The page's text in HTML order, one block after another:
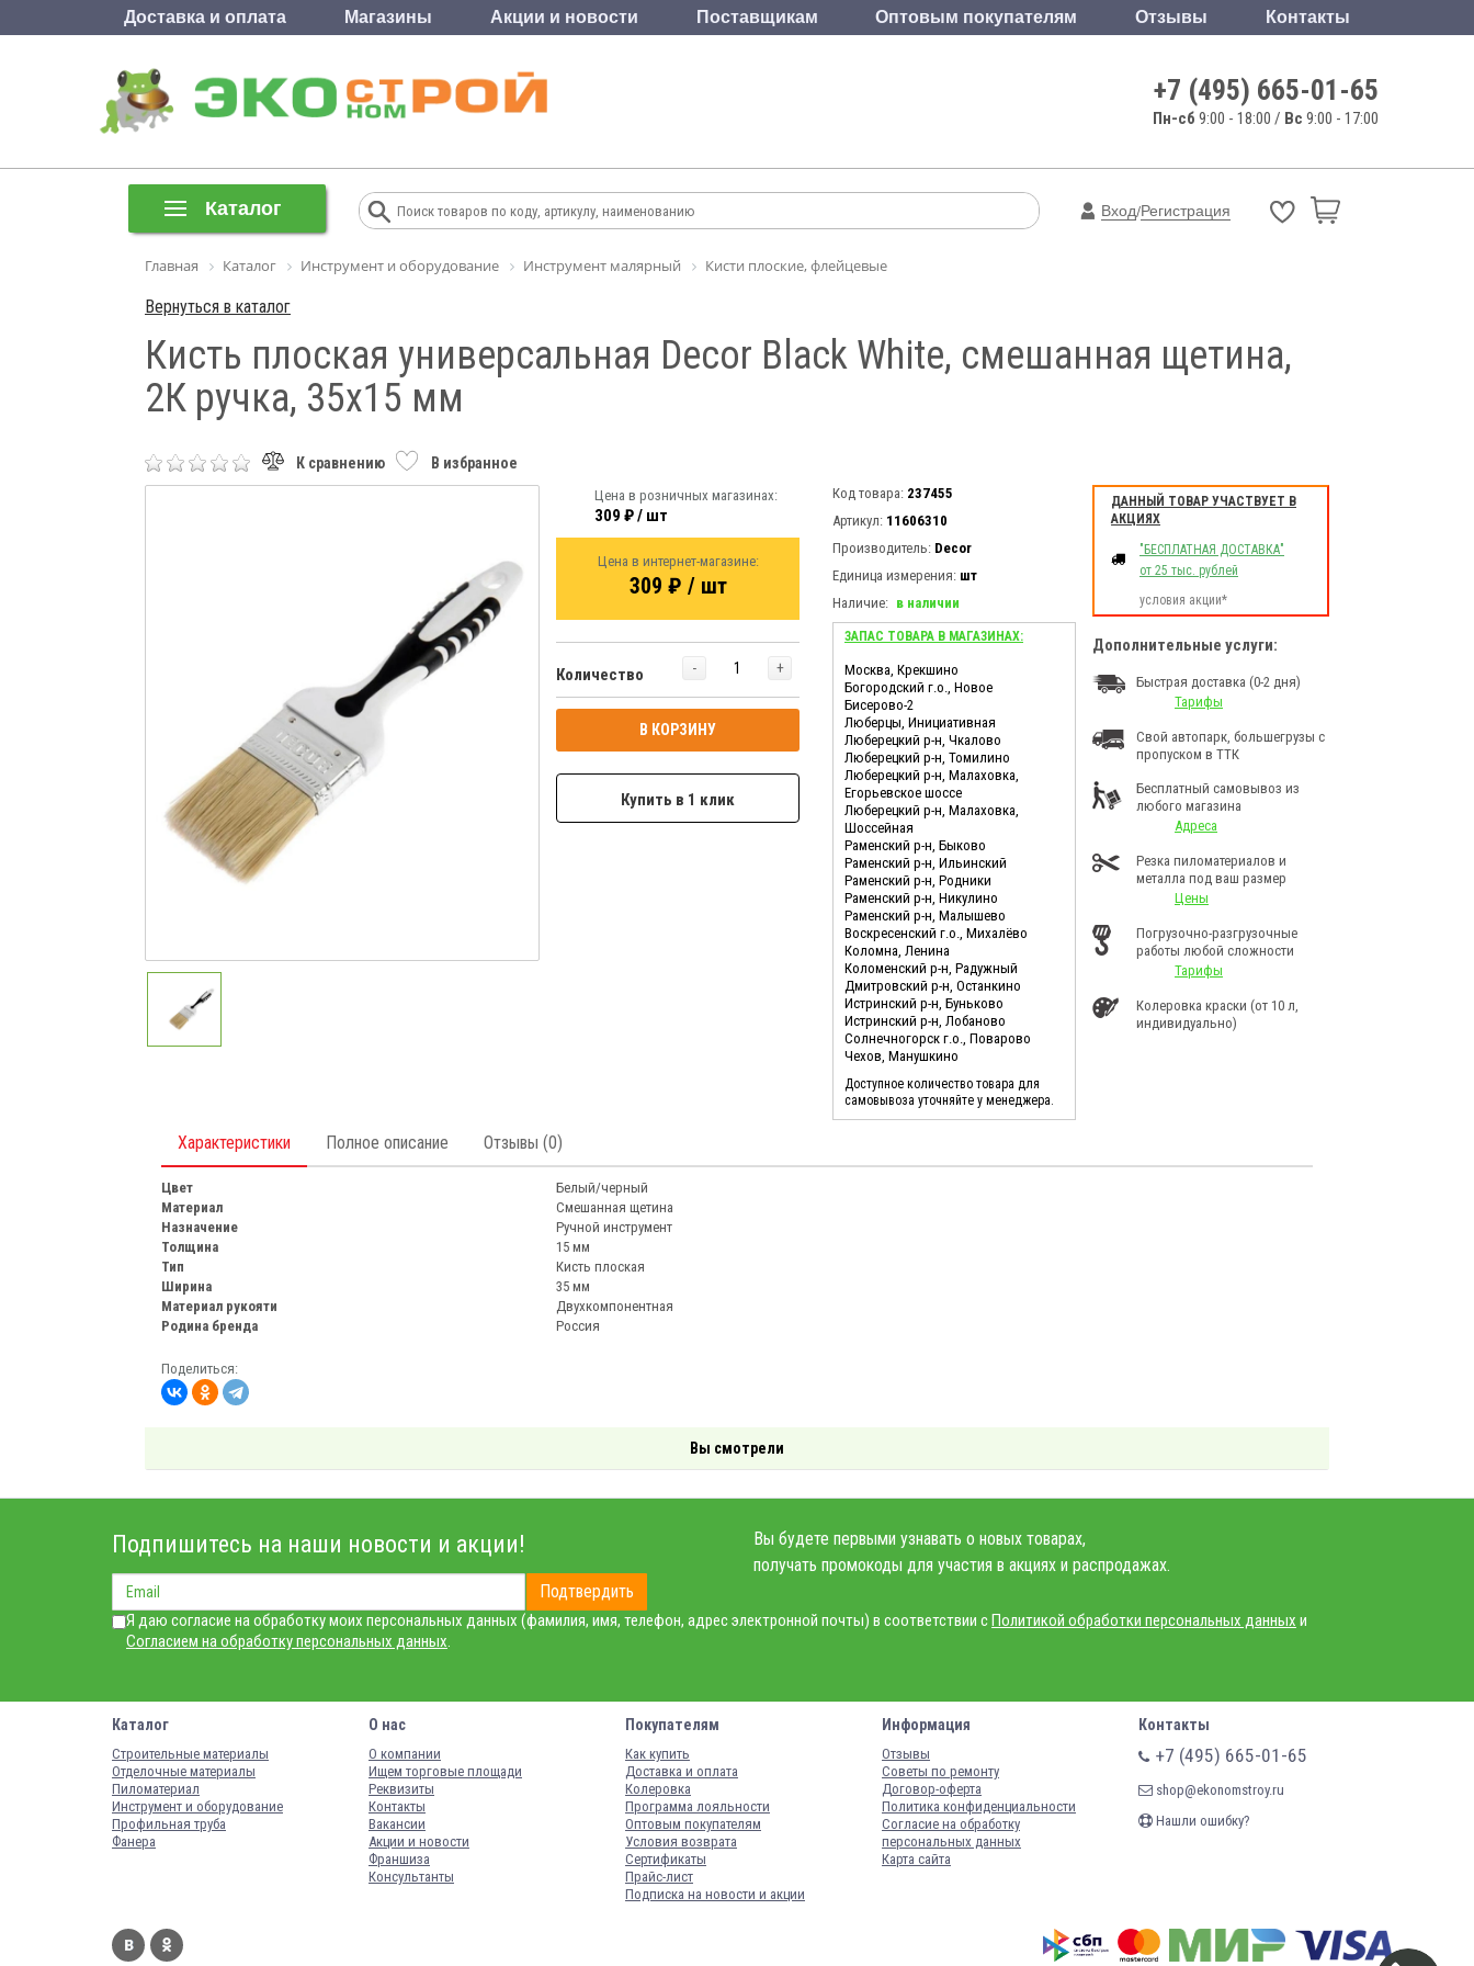
Доставка и оплата Магазины Акции и новости Поставщикам Оптовым покупателям Отзывы Контакты
+7 (495) 665-01-65
Пн-сб 9:00 - 18:00 / Вс 9:00 - 17:00
Каталог Вход/Регистрация
Главная Каталог Инструмент и оборудование Инструмент малярный Кисти плоские, флейцевые
Вернуться в каталог
Кисть плоская универсальная Decor Black White, смешанная щетина,
2К ручка, 35х15 мм
К сравнению В избранное
Цена в розничных магазинах:
309 ₽ / шт
Цена в интернет-магазине:
309 ₽ / шт
Количество - +
В КОРЗИНУ
Купить в 1 клик
Код товара: 237455
Артикул: 11606310
Производитель: Decor
Единица измерения: шт
Наличие: в наличии
ЗАПАС ТОВАРА В МАГАЗИНАХ:
Москва, Крекшино
Богородский г.о., Новое
Бисерово-2
Люберцы, Инициативная
Люберецкий р-н, Чкалово
Люберецкий р-н, Томилино
Люберецкий р-н, Малаховка,
Егорьевское шоссе
Люберецкий р-н, Малаховка,
Шоссейная
Раменский р-н, Быково
Раменский р-н, Ильинский
Раменский р-н, Родники
Раменский р-н, Никулино
Раменский р-н, Малышево
Воскресенский г.о., Михалёво
Коломна, Ленина
Коломенский р-н, Радужный
Дмитровский р-н, Останкино
Истринский р-н, Буньково
Истринский р-н, Лобаново
Солнечногорск г.о., Поварово
Чехов, Манушкино
Доступное количество товара для
самовывоза уточняйте у менеджера.
ДАННЫЙ ТОВАР УЧАСТВУЕТ В
АКЦИЯХ
"БЕСПЛАТНАЯ ДОСТАВКА"
от 25 тыс. рублей
условия акции*
Дополнительные услуги:
Быстрая доставка (0-2 дня)
Тарифы
Свой автопарк, большегрузы с
пропуском в ТТК
Бесплатный самовывоз из
любого магазина
Адреса
Резка пиломатериалов и
металла под ваш размер
Цены
Погрузочно-разгрузочные
работы любой сложности
Тарифы
Колеровка краски (от 10 л,
индивидуально)
Характеристики Полное описание Отзывы (0)
Цвет
Белый/черный
Материал
Смешанная щетина
Назначение
Ручной инструмент
Толщина
15 мм
Тип
Кисть плоская
Ширина
35 мм
Материал рукояти
Двухкомпонентная
Родина бренда
Россия
Поделиться:
Вы смотрели
Подпишитесь на наши новости и акции!
Подтвердить
Вы будете первыми узнавать о новых товарах,
получать промокоды для участия в акциях и распродажах.
Я даю согласие на обработку моих персональных данных (фамилия, имя, телефон, адрес электронной почты) в соответствии сПолитикой обработки персональных данных и
Согласием на обработку персональных данных
Каталог
Строительные материалы
Отделочные материалы
Пиломатериал
Инструмент и оборудование
Профильная труба
Фанера
О нас
О компании
Ищем торговые площади
Реквизиты
Контакты
Вакансии
Акции и новости
Франшиза
Консультанты
Покупателям
Как купить
Доставка и оплата
Колеровка
Программа лояльности
Оптовым покупателям
Условия возврата
Сертификаты
Прайс-лист
Подписка на новости и акции
Информация
Отзывы
Советы по ремонту
Договор-оферта
Политика конфиденциальности
Согласие на обработку
персональных данных
Карта сайта
Контакты
+7 (495) 665-01-65
shop@ekonomstroy.ru
Нашли ошибку?